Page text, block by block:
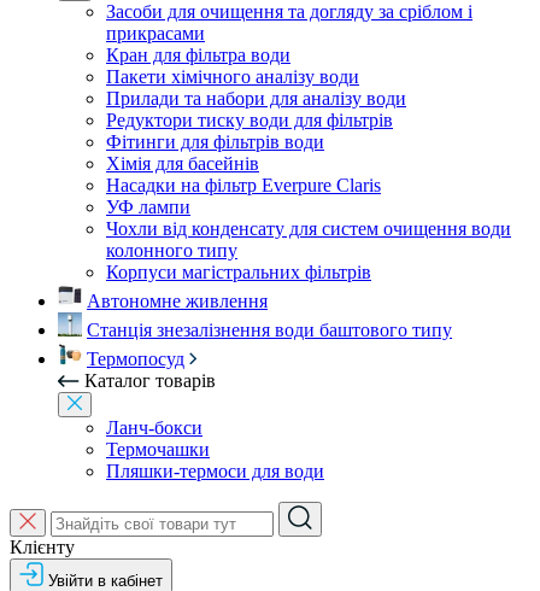
Засоби для очищення та догляду за сріблом і
прикрасами
Кран для фільтра води
Пакети хімічного аналізу води
Прилади та набори для аналізу води
Редуктори тиску води для фільтрів
Фітинги для фільтрів води
Хімія для басейнів
Насадки на фільтр Everpure Claris
УФ лампи
Чохли від конденсату для систем очищення води
колонного типу
Корпуси магістральних фільтрів
Автономне живлення
Станція знезалізнення води баштового типу
Термопосуд
Каталог товарів
Ланч-бокси
Термочашки
Пляшки-термоси для води
Клієнту
Увійти в кабінет